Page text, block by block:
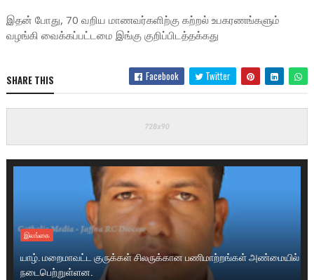
இதன் போது, 70 வறிய மாணவர்களிற்கு கற்றல் உபகரணங்களும்
வழங்கி வைக்கப்பட்டமை இங்கு குறிப்பிடத்தக்கது
SHARE THIS Facebook Twitter
இலங்கை
யாழ். மறைமாவட்ட குருக்கள் சிலருக்கான பணிமாற்றங்கள் அண்மையில்
நடைபெற்றுள்ளன.